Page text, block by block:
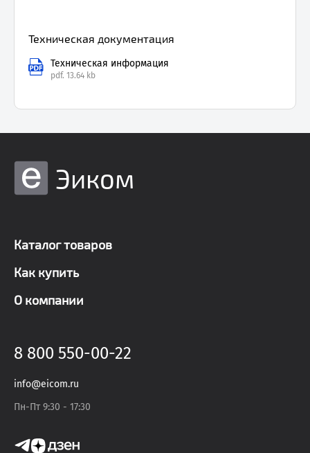
Техническая документация
Техническая информация
pdf. 13.64 kb
Эиком
Каталог товаров
Как купить
О компании
8 800 550-00-22
info@eicom.ru
Пн-Пт 9:30 - 17:30